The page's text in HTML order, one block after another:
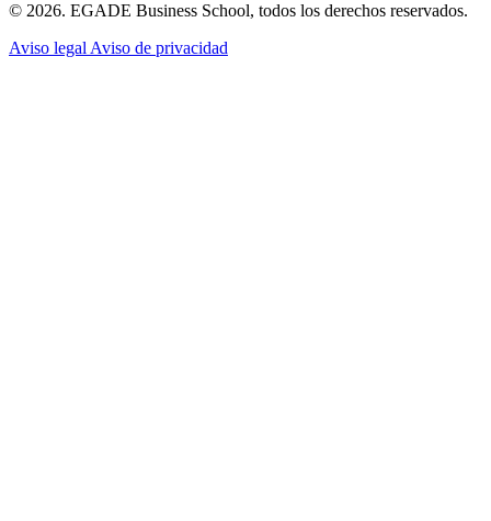
© 2026. EGADE Business School, todos los derechos reservados.
Aviso legal Aviso de privacidad